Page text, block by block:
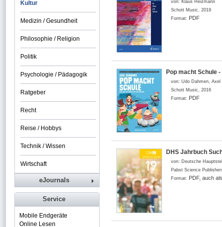
von: Klaus Heizmann
Schott Music, 2019
Format: PDF
Pop macht Schule
von: Udo Dahmen,
Schott Music, 2016
Format: PDF
DHS Jahrbuch
von: Deutsche
Pabst Science
Format: PDF, auch
Kultur
Medizin / Gesundheit
Philosophie / Religion
Politik
Psychologie / Pädagogik
Ratgeber
Recht
Reise / Hobbys
Technik / Wissen
Wirtschaft
eJournals
Service
Mobile Endgeräte
Online Lesen